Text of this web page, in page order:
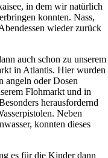
in dem wir natürlich
konnten. Nass,
wieder zurück
auch schon zu unserem
in Atlantis. Hier wurden
angeln oder Dosen
Flohmarkt und in
herausfordernd
Neben
konnten dieses
es für die Kinder dann